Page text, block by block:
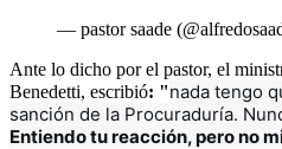
— pastor saade
Ante lo dicho por el pastor, el
Benedetti, escribió: "nada tengo
sanción de la Procuraduría.
Entiendo tu reacción, pero no